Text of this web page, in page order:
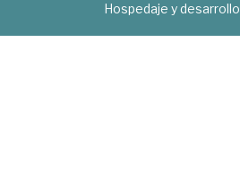
Hospedaje y desarrollo